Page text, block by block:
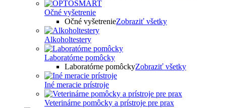
Očné vyšetrenie
Očné vyšetrenieZobraziť všetky
Alkoholtestery
Laboratórne pomôcky
Laboratórne pomôckyZobraziť všetky
Iné meracie prístroje
Veterinárne pomôcky a prístroje pre prax